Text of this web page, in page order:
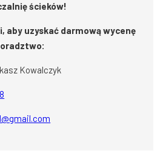
ścieków!
aby uzyskać darmową wycenę
Kowalczyk